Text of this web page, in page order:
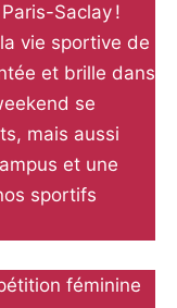
Saclay !
vie sportive de
et brille dans
se
mais aussi
et une
sportifs
féminine